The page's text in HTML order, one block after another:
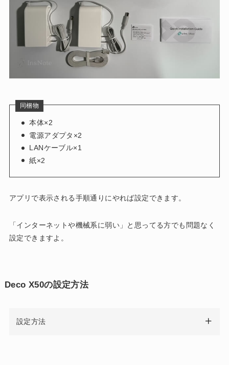
同梱物
本体×2
電源アダプタ×2
LANケーブル×1
紙×2
アプリで表示される手順通りにやれば設定できます。
「インターネットや機械系に弱い」と思ってる方でも問題なく
設定できますよ。
Deco X50の設定方法
設定方法